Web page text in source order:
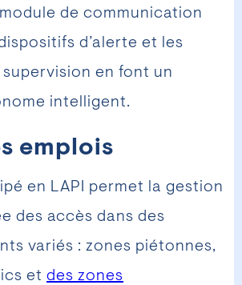
de communication
d’alerte et les
en font un
intelligent.
emplois
en LAPI permet la gestion
des accès dans des
variés : zones piétonnes,
et des zones